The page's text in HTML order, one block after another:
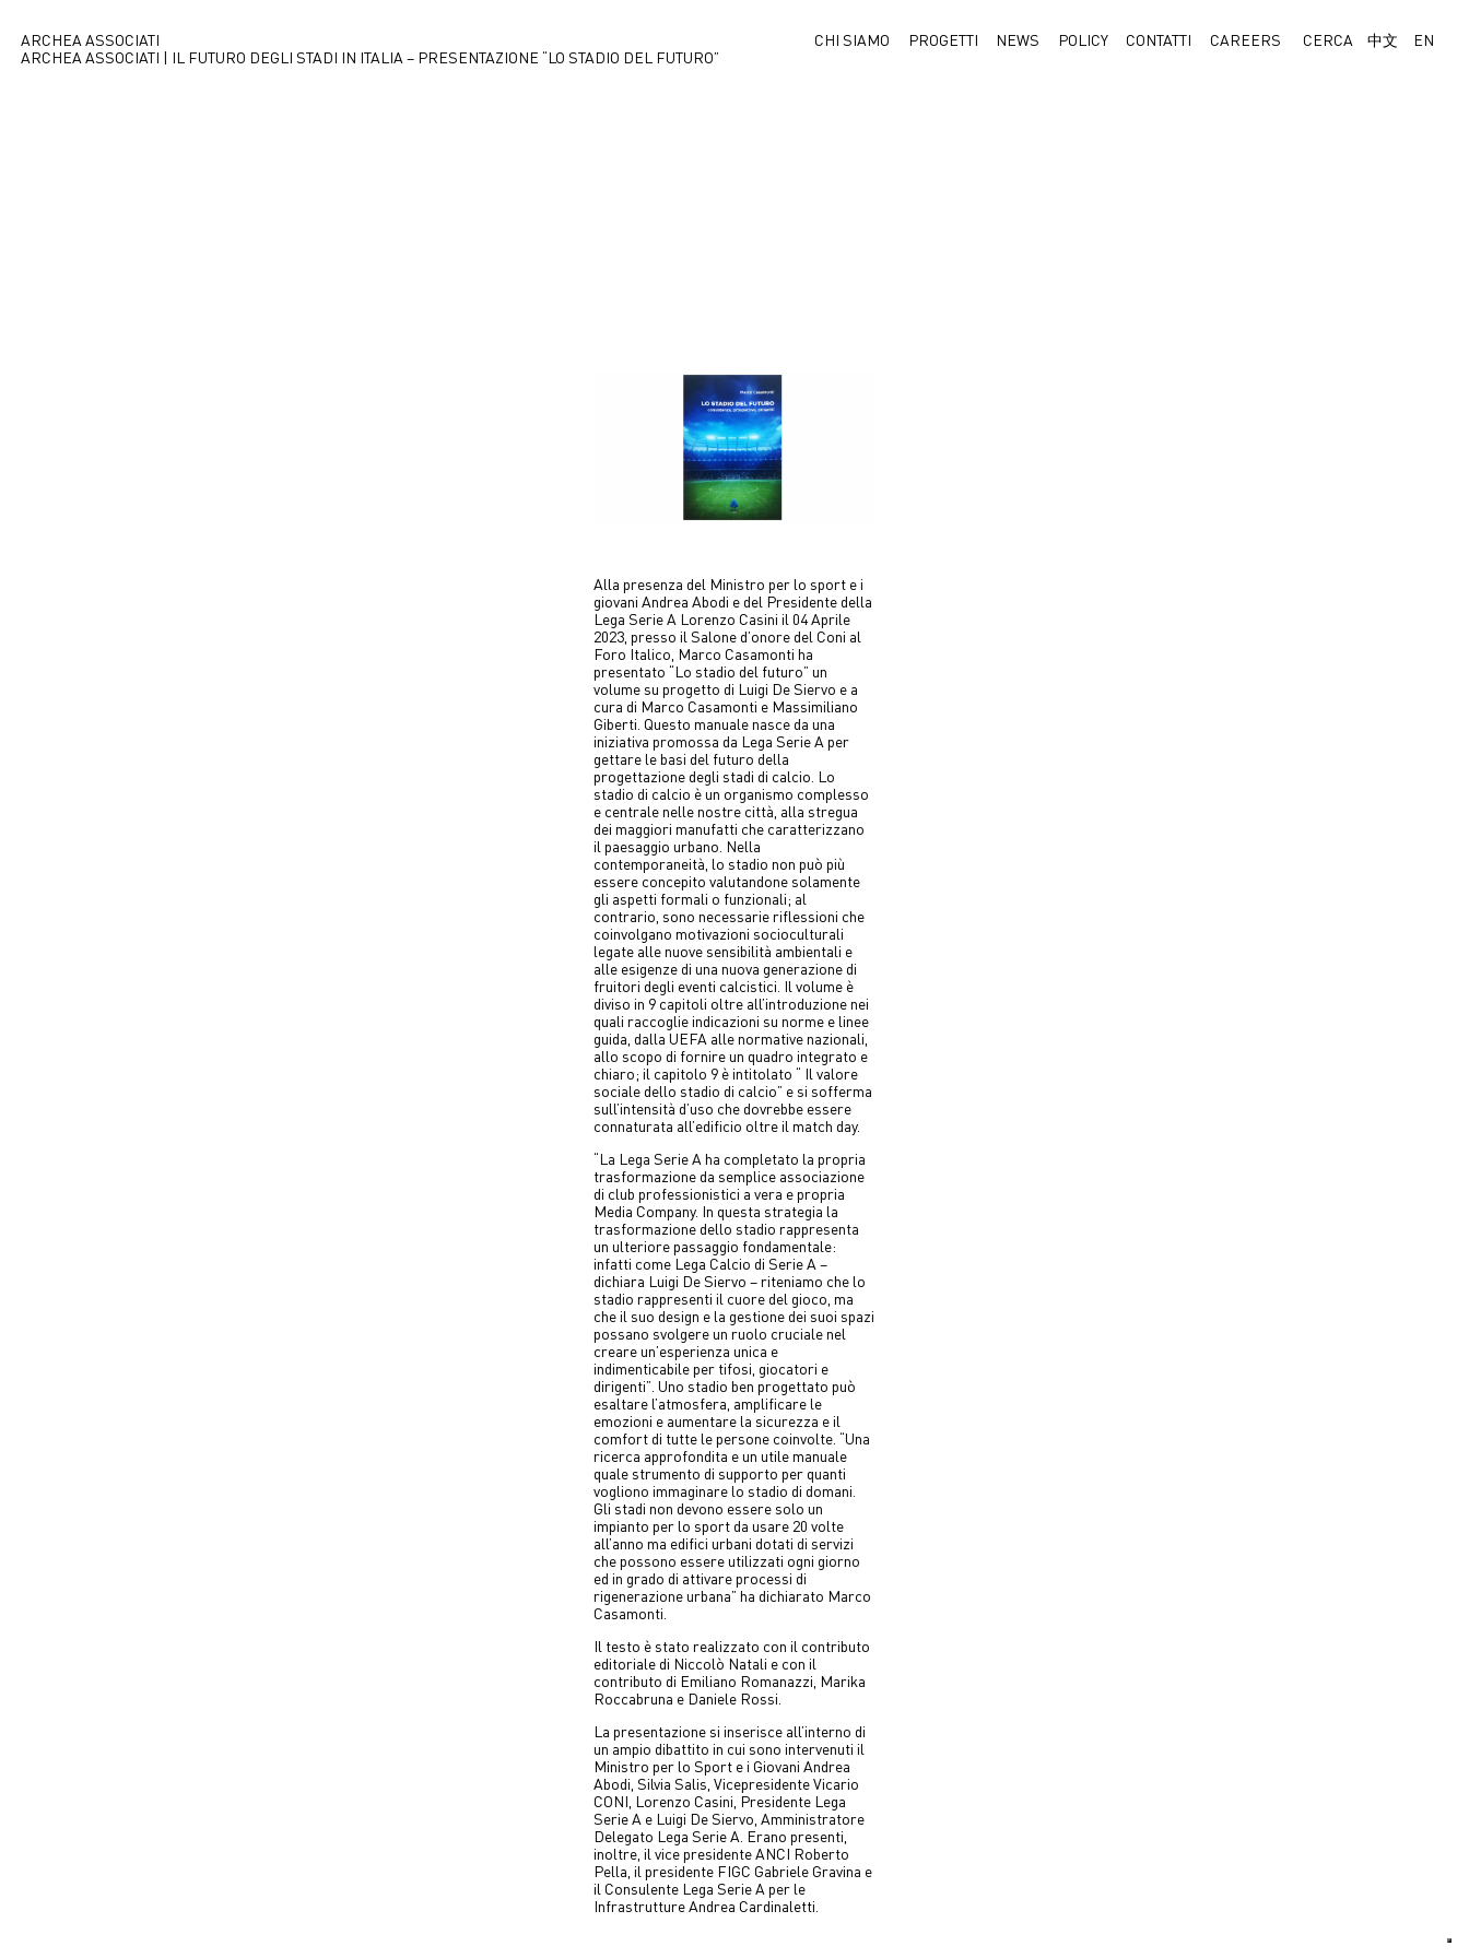
ARCHEA ASSOCIATI CHI SIAMO PROGETTI NEWS POLICY CONTATTI CAREERS CERCA 中文
EN
ARCHEA ASSOCIATI | IL FUTURO DEGLI STADI IN ITALIA – PRESENTAZIONE “LO STADIO DEL FUTURO”
Alla presenza del Ministro per lo sport e i
giovani Andrea Abodi e del Presidente della
Lega Serie A Lorenzo Casini il 04 Aprile
2023, presso il Salone d’onore del Coni al
Foro Italico, Marco Casamonti ha
presentato “Lo stadio del futuro” un
volume su progetto di Luigi De Siervo e a
cura di Marco Casamonti e Massimiliano
Giberti. Questo manuale nasce da una
iniziativa promossa da Lega Serie A per
gettare le basi del futuro della
progettazione degli stadi di calcio. Lo
stadio di calcio è un organismo complesso
e centrale nelle nostre città, alla stregua
dei maggiori manufatti che caratterizzano
il paesaggio urbano. Nella
contemporaneità, lo stadio non può più
essere concepito valutandone solamente
gli aspetti formali o funzionali; al
contrario, sono necessarie riflessioni che
coinvolgano motivazioni socioculturali
legate alle nuove sensibilità ambientali e
alle esigenze di una nuova generazione di
fruitori degli eventi calcistici. Il volume è
diviso in 9 capitoli oltre all’introduzione nei
quali raccoglie indicazioni su norme e linee
guida, dalla UEFA alle normative nazionali,
allo scopo di fornire un quadro integrato e
chiaro; il capitolo 9 è intitolato “ Il valore
sociale dello stadio di calcio” e si sofferma
sull’intensità d’uso che dovrebbe essere
connaturata all’edificio oltre il match day.
“La Lega Serie A ha completato la propria
trasformazione da semplice associazione
di club professionistici a vera e propria
Media Company. In questa strategia la
trasformazione dello stadio rappresenta
un ulteriore passaggio fondamentale:
infatti come Lega Calcio di Serie A –
dichiara Luigi De Siervo – riteniamo che lo
stadio rappresenti il cuore del gioco, ma
che il suo design e la gestione dei suoi spazi
possano svolgere un ruolo cruciale nel
creare un’esperienza unica e
indimenticabile per tifosi, giocatori e
dirigenti”. Uno stadio ben progettato può
esaltare l’atmosfera, amplificare le
emozioni e aumentare la sicurezza e il
comfort di tutte le persone coinvolte. “Una
ricerca approfondita e un utile manuale
quale strumento di supporto per quanti
vogliono immaginare lo stadio di domani.
Gli stadi non devono essere solo un
impianto per lo sport da usare 20 volte
all’anno ma edifici urbani dotati di servizi
che possono essere utilizzati ogni giorno
ed in grado di attivare processi di
rigenerazione urbana” ha dichiarato Marco
Casamonti.
Il testo è stato realizzato con il contributo
editoriale di Niccolò Natali e con il
contributo di Emiliano Romanazzi, Marika
Roccabruna e Daniele Rossi.
La presentazione si inserisce all’interno di
un ampio dibattito in cui sono intervenuti il
Ministro per lo Sport e i Giovani Andrea
Abodi, Silvia Salis, Vicepresidente Vicario
CONI, Lorenzo Casini, Presidente Lega
Serie A e Luigi De Siervo, Amministratore
Delegato Lega Serie A. Erano presenti,
inoltre, il vice presidente ANCI Roberto
Pella, il presidente FIGC Gabriele Gravina e
il Consulente Lega Serie A per le
Infrastrutture Andrea Cardinaletti.